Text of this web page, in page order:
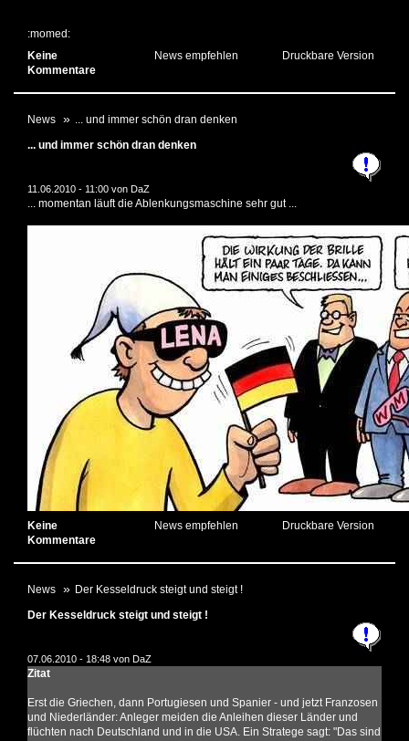
:momed:
Keine
Kommentare
News empfehlen Druckbare Version
News
... und immer schön dran denken
... und immer schön dran denken
11.06.2010 - 11:00 von DaZ
... momentan läuft die Ablenkungsmaschine sehr gut ...
Keine
Kommentare
News empfehlen Druckbare Version
News
Der Kesseldruck steigt und steigt !
Der Kesseldruck steigt und steigt !
07.06.2010 - 18:48 von DaZ
Zitat
Erst die Griechen, dann Portugiesen und Spanier - und jetzt Franzosen
und Niederländer: Anleger meiden die Anleihen dieser Länder und
flüchten nach Deutschland und in die USA. Ein Stratege sagt: "Das sind